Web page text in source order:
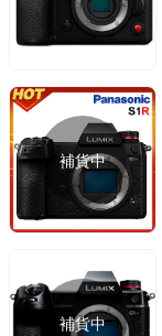
補貨中
補貨中